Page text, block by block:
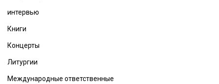
интервью
Книги
Концерты
Литургии
Международные ответственные